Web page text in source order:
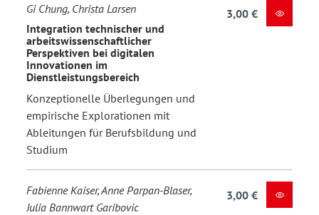
Gi Chung, Christa Larsen
Integration technischer und
arbeitswissenschaftlicher
Perspektiven bei digitalen
Innovationen im
Dienstleistungsbereich
Konzeptionelle Überlegungen und
empirische Explorationen mit
Ableitungen für Berufsbildung und
Studium
3,00 €
Fabienne Kaiser, Anne Parpan-Blaser,
Julia Bannwart Garibovic
3,00 €